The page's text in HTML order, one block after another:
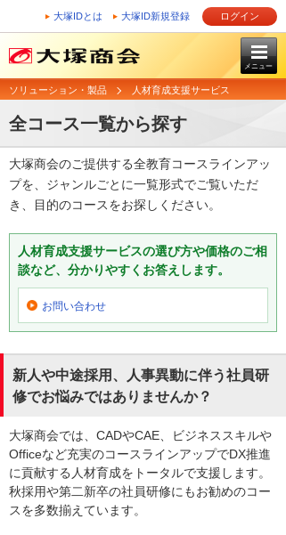
大塚IDとは 大塚ID新規登録 ログイン
メニュー
ソリューション・製品 人材育成支援サービス
全コース一覧から探す
大塚商会のご提供する全教育コースラインアッ
プを、ジャンルごとに一覧形式でご覧いただ
き、目的のコースをお探しください。
人材育成支援サービスの選び方や価格のご相
談など、分かりやすくお答えします。
お問い合わせ
新人や中途採用、人事異動に伴う社員研
修でお悩みではありませんか？
大塚商会では、CADやCAE、ビジネススキルや
Officeなど充実のコースラインアップでDX推進
に貢献する人材育成をトータルで支援します。
秋採用や第二新卒の社員研修にもお勧めのコー
スを多数揃えています。